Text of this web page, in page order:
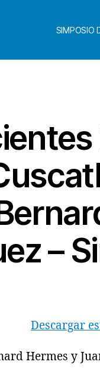
SIMPOSIO
–
Descargar
Hermes y